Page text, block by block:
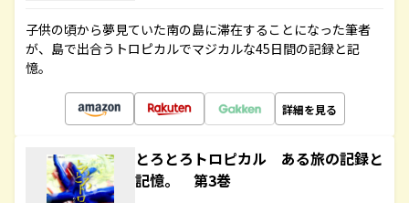
子供の頃から夢見ていた南の島に滞在することになった筆者
が、島で出合うトロピカルでマジカルな45日間の記録と記
憶。
詳細を見る
とろとろトロピカル ある旅の記録と
記憶。 第3巻